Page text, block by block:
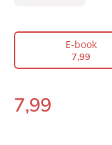
Prijs:
Aantal pagina's:
Uitgever:
E-book
7,99
E-
7,99